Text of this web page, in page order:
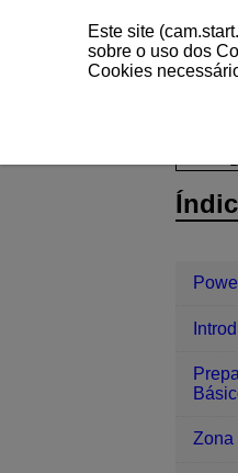
Zona
Este site
sobre o uso dos
Cookies